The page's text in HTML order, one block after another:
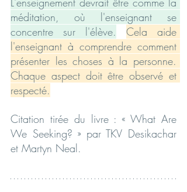
méditation, où l'enseignant se
concentre sur l'élève.
Cela aide
l'enseignant à comprendre comment
présenter les choses à la personne.
Chaque aspect doit être observé et
respecté.
Citation tirée du livre : « What Are
We Seeking? » par TKV Desikachar
et Martyn Neal.